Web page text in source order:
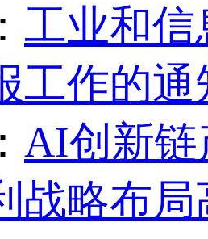
工业和信
工作的通
AI创新链
战略布